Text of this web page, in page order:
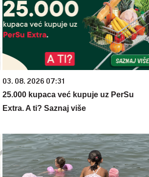
03. 08. 2026 07:31
25.000 kupaca već kupuje uz PerSu
Extra. A ti? Saznaj više